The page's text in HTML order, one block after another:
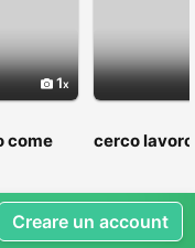
1
come
cerco
Creare un account